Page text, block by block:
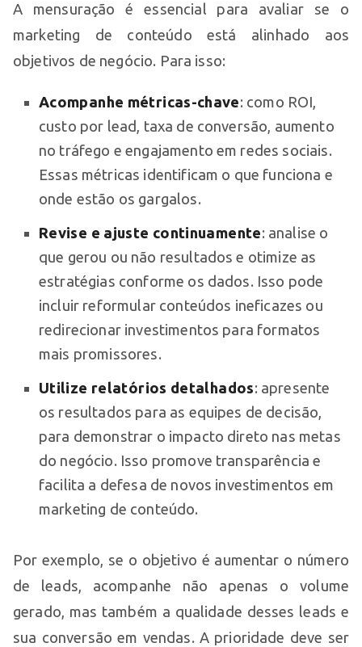
A mensuração é essencial para avaliar se o
marketing de conteúdo está alinhado aos
objetivos de negócio. Para isso:
Acompanhe métricas-chave: como ROI,
custo por lead, taxa de conversão, aumento
no tráfego e engajamento em redes sociais.
Essas métricas identificam o que funciona e
onde estão os gargalos.
Revise e ajuste continuamente: analise o
que gerou ou não resultados e otimize as
estratégias conforme os dados. Isso pode
incluir reformular conteúdos ineficazes ou
redirecionar investimentos para formatos
mais promissores.
Utilize relatórios detalhados: apresente
os resultados para as equipes de decisão,
para demonstrar o impacto direto nas metas
do negócio. Isso promove transparência e
facilita a defesa de novos investimentos em
marketing de conteúdo.
Por exemplo, se o objetivo é aumentar o número
de leads, acompanhe não apenas o volume
gerado, mas também a qualidade desses leads e
sua conversão em vendas. A prioridade deve ser